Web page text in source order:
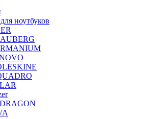
ноутбуков